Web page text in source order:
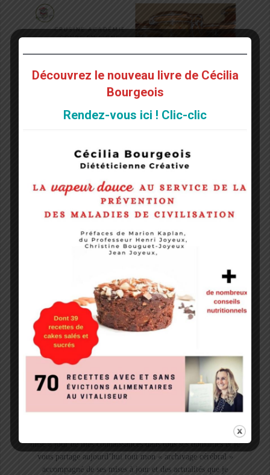
Formation-lactofermentation-crusine-academie –
Cécilia Bourgeois
Diététicienne-Nutritionniste depuis 16 ans.
Je suis passionnée par la nutrition, la physiologie et son
fonctionnement et par la découverte des nouveaux aliments et
des nouvelles recettes !
hypersensibilité au gluten, j’ai commencé un long processus de
mise à jour de mes connaissances dans tous ses domaines et je
vous partage aujourd’hui tout mon « archivage cérébral »
accompagné de ses mises à jour et des actualités que je
Découvrez le nouveau livre de Cécilia
Bourgeois
Rendez-vous ici ! Clic-clic